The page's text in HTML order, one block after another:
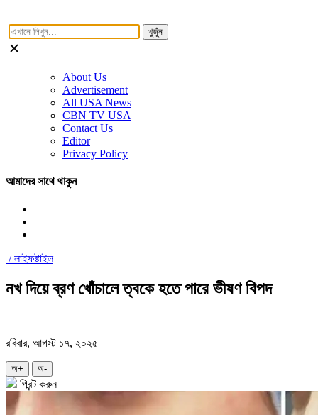
খুজুঁন
About Us
Advertisement
All USA News
CBN TV USA
Contact Us
Editor
Privacy Policy
আমাদের সাথে থাকুন
/লাইফষ্টাইল
নখ দিয়ে ব্রণ খোঁচালে ত্বকে হতে পারে ভীষণ বিপদ
রবিবার, আগস্ট ১৭, ২০২৫
অ+ অ-
প্রিন্ট করুন